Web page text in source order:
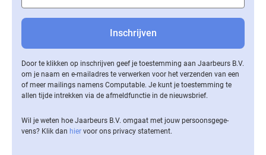
Door te klikken op inschrijven geef je toestemming aan Jaarbeurs B.V.
om je naam en e-mailadres te verwerken voor het verzenden van een
of meer mailings namens Computable. Je kunt je toestemming te
allen tijde intrekken via de af­meld­func­tie in de nieuwsbrief.
Wil je weten hoe Jaarbeurs B.V. omgaat met jouw per­soons­ge­ge­
vens? Klik dan hier voor ons privacy statement.